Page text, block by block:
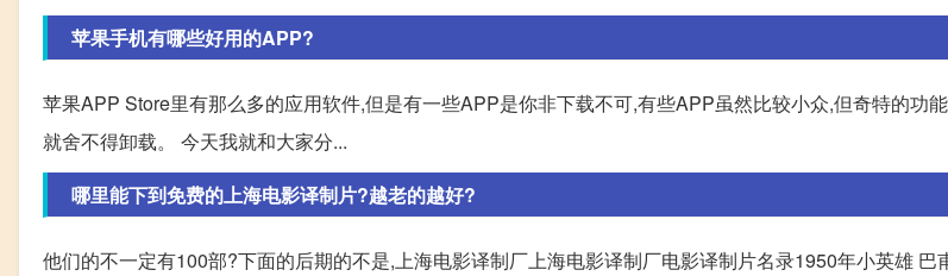
苹果手机有哪些好用的APP?
苹果APP Store里有那么多的应用软件,但是有一些APP是你非下载不可,有些APP虽然比较小众,但奇特的功
就舍不得卸载。 今天我就和大家分...
哪里能下到免费的上海电影译制片?越老的越好?
他们的不一定有100部?下面的后期的不是,上海电影译制厂上海电影译制厂电影译制片名录1950年小英雄 巴